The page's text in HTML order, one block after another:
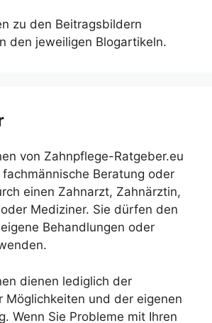
zu den Beitragsbildern
den jeweiligen Blogartikeln.
von Zahnpflege-Ratgeber.eu
Beratung oder
einen Zahnarzt, Zahnärztin,
Mediziner. Sie dürfen den
Behandlungen oder
dienen lediglich der
Möglichkeiten und der eigenen
Wenn Sie Probleme mit Ihren